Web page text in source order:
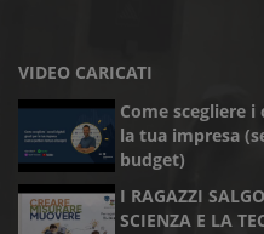
VIDEO CARICATI
Come scegliere
la tua impresa
budget)
I RAGAZZI
SCIENZA E LA